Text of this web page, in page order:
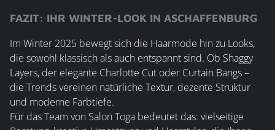
FAZIT: IHR WINTER-LOOK IN ASCHAFFENBURG
Im Winter 2025 bewegt sich die Haarmode hin zu Looks,
die sowohl klassisch als auch entspannt sind. Ob Shaggy
Layers, der elegante Charlotte Cut oder Curtain Bangs –
die Trends vereinen natürliche Textur, dezente Struktur
und moderne Farbtiefe.
Für das Team von Salon Toga bedeutet das: vielseitige